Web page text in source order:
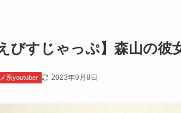
えびすじゃっぷ】森山の
系youtuber 2023年9月8日